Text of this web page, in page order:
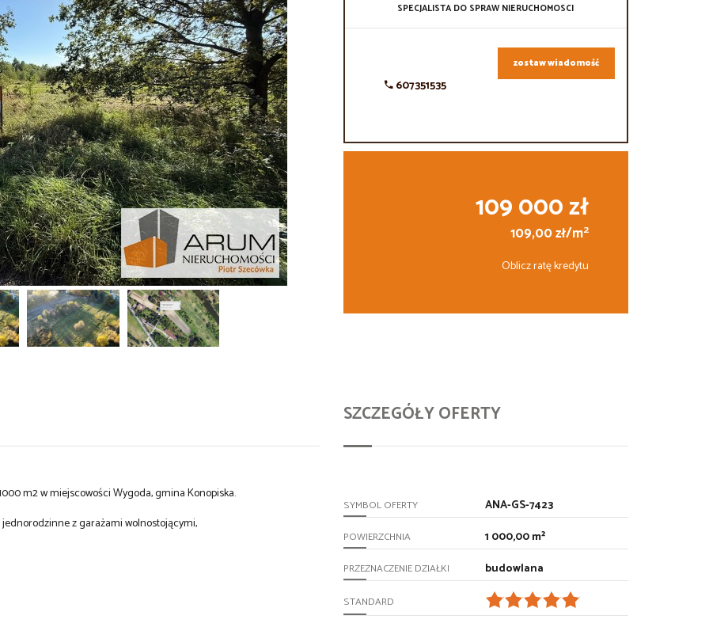
SPECJALISTA DO SPRAW NIERUCHOMOSCI
607351535
zostaw wiadomość
109 000 zł
109,00 zł/m2
Oblicz ratę kredytu
m2 w miejscowości Wygoda, gmina Konopiska.
z garażami wolnostojącymi,
SZCZEGÓŁY OFERTY
SYMBOL OFERTY ANA-GS-7423
POWIERZCHNIA 1 000,00 m²
PRZEZNACZENIE DZIAŁKI budowlana
STANDARD